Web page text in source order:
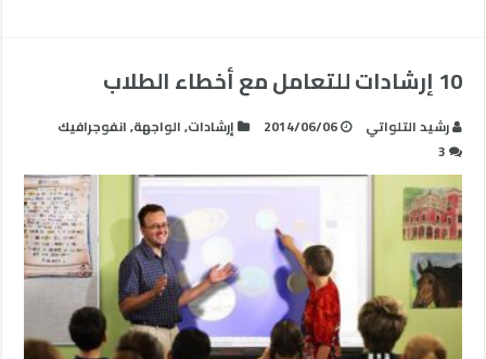
10 إرشادات للتعامل مع أخطاء الطلاب
رشيد التلواتي 2014/06/06 إرشادات,الواجهة,انفوجرافيك
3